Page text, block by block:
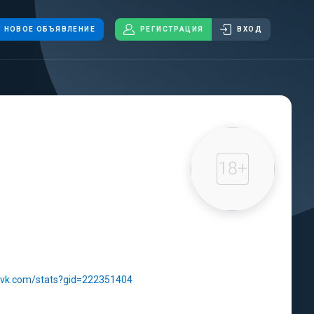
НОВОЕ ОБЪЯВЛЕНИЕ РЕГИСТРАЦИЯ ВХОД
stats?gid=222351404